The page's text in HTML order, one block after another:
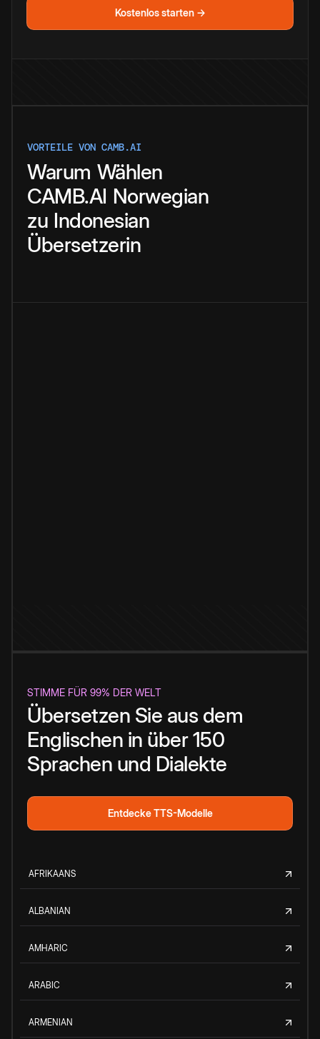
Kostenlos starten →
VORTEILE VON CAMB.AI
Warum Wählen
CAMB.AI Norwegian
zu Indonesian
Übersetzerin
STIMME FÜR 99% DER WELT
Übersetzen Sie aus dem
Englischen in über 150
Sprachen und Dialekte
Entdecke TTS-Modelle
AFRIKAANS
ALBANIAN
AMHARIC
ARABIC
ARMENIAN